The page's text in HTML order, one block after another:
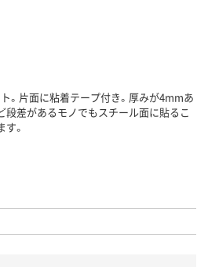
。片面に粘着テープ付き。厚みが4mmあ
段差があるモノでもスチール面に貼るこ
。